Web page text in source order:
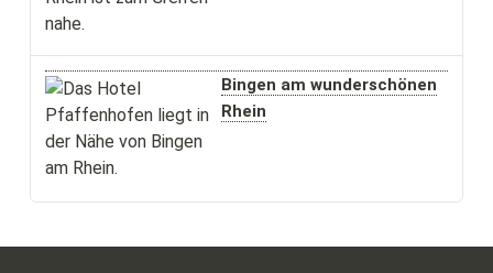
Bingen am wunderschönen
Rhein